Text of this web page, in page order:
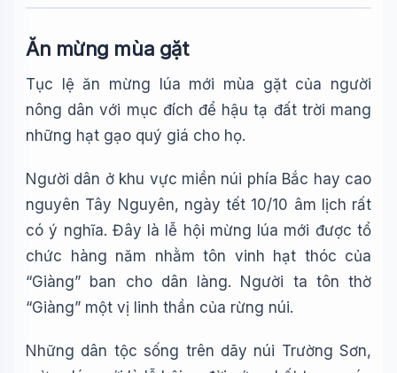
Ăn mừng mùa gặt
Tục lệ ăn mừng lúa mới mùa gặt của người
nông dân với mục đích để hậu tạ đất trời mang
những hạt gạo quý giá cho họ.
Người dân ở khu vực miền núi phía Bắc hay cao
nguyên Tây Nguyên, ngày tết 10/10 âm lịch rất
có ý nghĩa. Đây là lễ hội mừng lúa mới được tổ
chức hàng năm nhằm tôn vinh hạt thóc của
“Giàng” ban cho dân làng. Người ta tôn thờ
“Giàng” một vị linh thần của rừng núi.
Những dân tộc sống trên dãy núi Trường Sơn,